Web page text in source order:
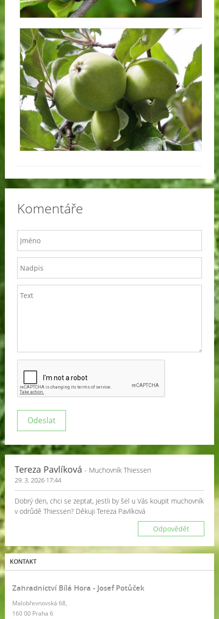
Komentáře
Tereza Pavlíková - Muchovník Thiessen
29. 3. 2026 17:44
Dobrý den, chci se zeptat, jestli by šel u Vás koupit muchovník
v odrůdě Thiessen? Děkuji Tereza Pavlíková
Odpovědět
KONTAKT
Zahradnictví Bílá Hora - Josef Potůček
Malobřevnovská 68,
160 00 Praha 6